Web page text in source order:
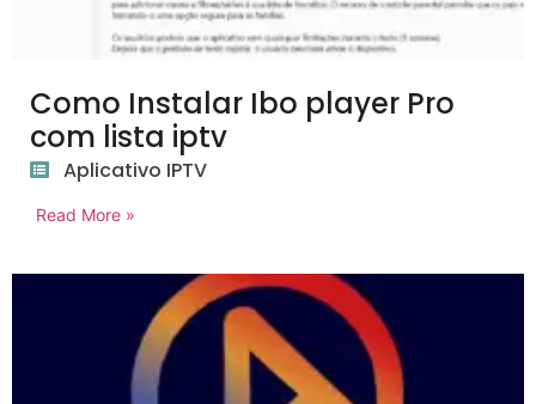
Como Instalar Ibo player Pro
com lista iptv
Aplicativo IPTV
Read More »